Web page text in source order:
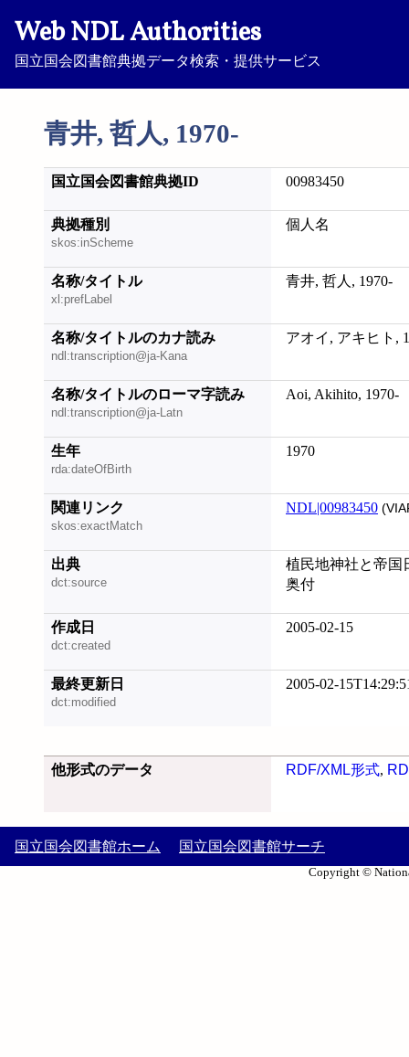
Web NDL Authorities
国立国会図書館典拠データ検索・提供サービス
青井, 哲人, 1970-
国立国会図書館典拠ID 00983450
典拠種別
skos:inScheme
個人名
名称/タイトル
xl:prefLabel
青井, 哲人, 1970-
名称/タイトルのカナ読み
ndl:transcription@ja-Kana
アオイ, アキヒト,
名称/タイトルのローマ字読み
ndl:transcription@ja-Latn
Aoi, Akihito, 1970-
生年
rda:dateOfBirth
1970
関連リンク
skos:exactMatch
NDL|00983450
出典
dct:source
植民地神社と帝国
奥付
作成日
dct:created
2005-02-15
最終更新日
dct:modified
2005-02-
他形式のデータ RDF/XML形式,
国立国会図書館ホーム 国立国会図書館サーチ
Copyright ©